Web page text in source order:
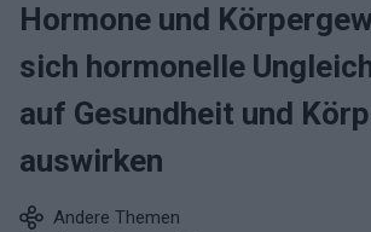
Hormone und
sich hormonelle
auf Gesundheit und
auswirken
Andere Themen